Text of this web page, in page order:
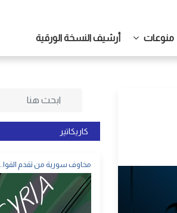
منوعات أرشيف النسخة الورقية
كاريكاتير
مخاوف سورية من تقدم القوا...